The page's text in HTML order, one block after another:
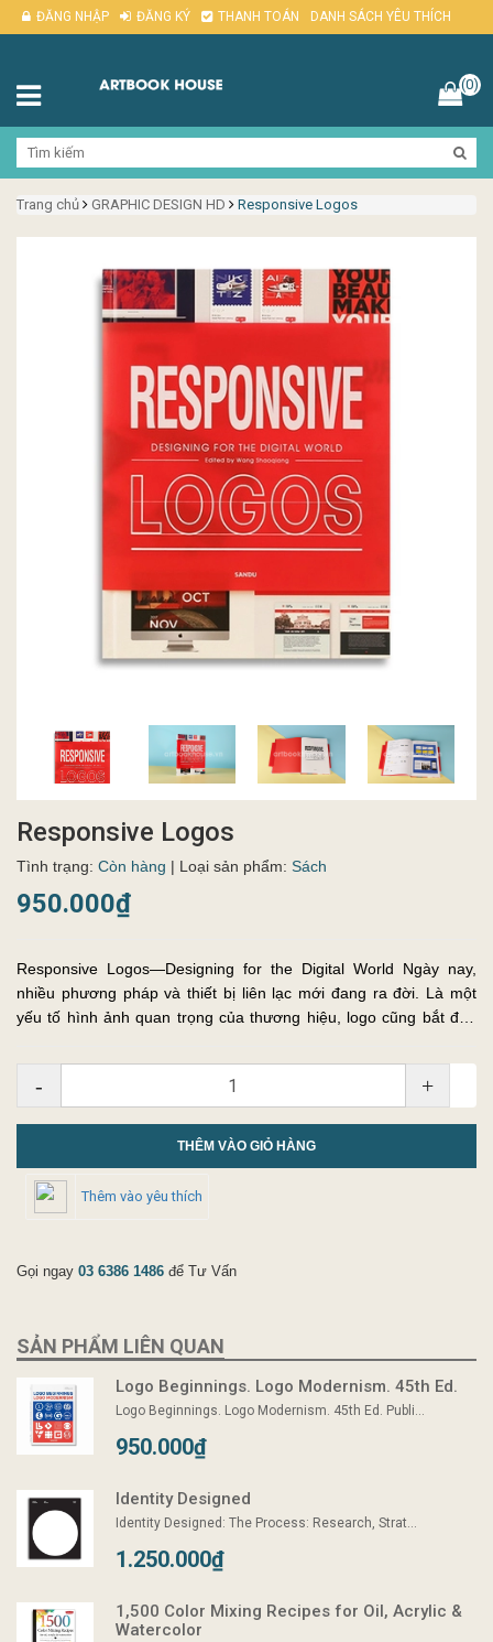
ĐĂNG NHẬP ĐĂNG KÝ THANH TOÁN DANH SÁCH YÊU THÍCH
(0)
Trang chủ GRAPHIC DESIGN HD Responsive Logos
Responsive Logos
Tình trạng: Còn hàng | Loại sản phẩm: Sách
950.000₫
Responsive Logos—Designing for the Digital World Ngày nay,
nhiều phương pháp và thiết bị liên lạc mới đang ra đời. Là một
yếu tố hình ảnh quan trọng của thương hiệu, logo cũng bắt đầu
- +
THÊM VÀO GIỎ HÀNG
Thêm vào yêu thích
Gọi ngay 03 6386 1486 để Tư Vấn
SẢN PHẨM LIÊN QUAN
Logo Beginnings. Logo Modernism. 45th Ed.
Logo Beginnings. Logo Modernism. 45th Ed. Publi...
950.000₫
Identity Designed
Identity Designed: The Process: Research, Strat...
1.250.000₫
1,500 Color Mixing Recipes for Oil, Acrylic &
Watercolor